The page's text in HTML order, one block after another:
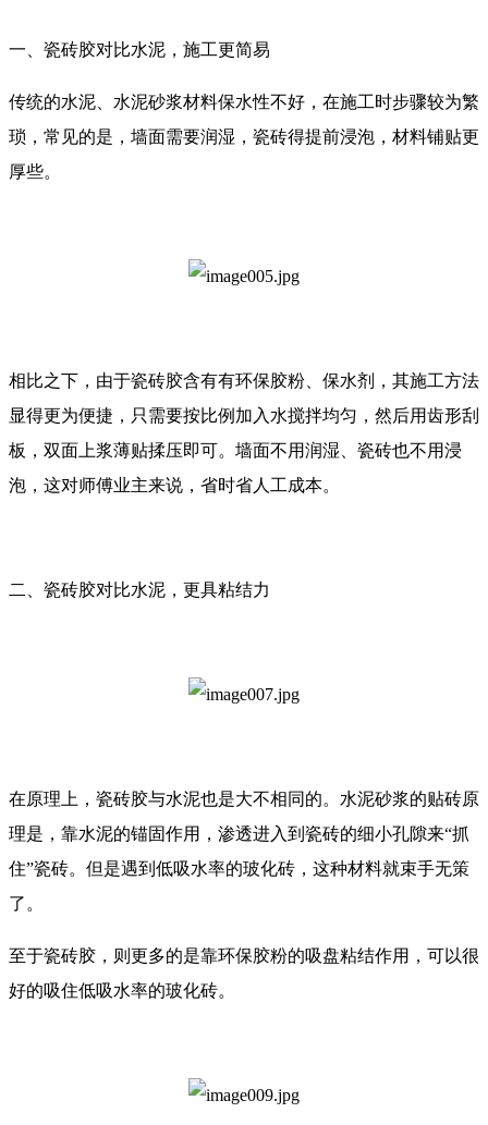
一、瓷砖胶对比水泥，施工更简易
传统的水泥、水泥砂浆材料保水性不好，在施工时步骤较为繁
琐，常见的是，墙面需要润湿，瓷砖得提前浸泡，材料铺贴更
厚些。
相比之下，由于瓷砖胶含有有环保胶粉、保水剂，其施工方法
显得更为便捷，只需要按比例加入水搅拌均匀，然后用齿形刮
板，双面上浆薄贴揉压即可。墙面不用润湿、瓷砖也不用浸
泡，这对师傅业主来说，省时省人工成本。
二、瓷砖胶对比水泥，更具粘结力
在原理上，瓷砖胶与水泥也是大不相同的。水泥砂浆的贴砖原
理是，靠水泥的锚固作用，渗透进入到瓷砖的细小孔隙来“抓
住”瓷砖。但是遇到低吸水率的玻化砖，这种材料就束手无策
了。
至于瓷砖胶，则更多的是靠环保胶粉的吸盘粘结作用，可以很
好的吸住低吸水率的玻化砖。